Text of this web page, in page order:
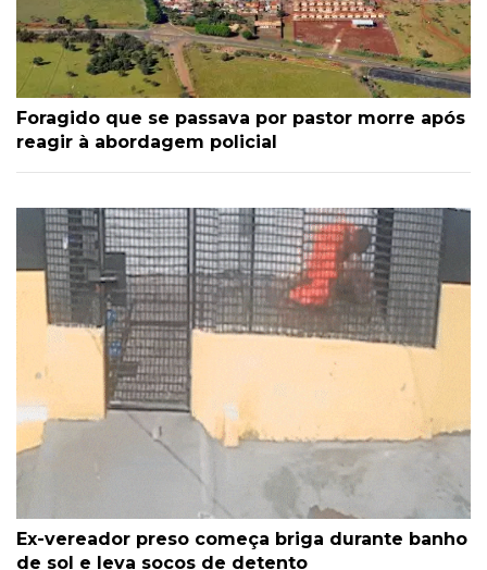
Foragido que se passava por pastor morre após
reagir à abordagem policial
Ex-vereador preso começa briga durante banho
de sol e leva socos de detento